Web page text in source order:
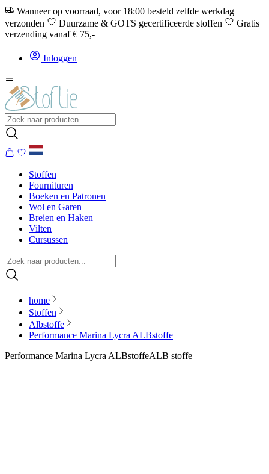
Wanneer op voorraad, voor 18:00 besteld zelfde werkdag
verzonden
Duurzame & GOTS gecertificeerde stoffen
Gratis
verzending vanaf € 75,-
Inloggen
Stoffen
Fournituren
Boeken en Patronen
Wol en Garen
Breien en Haken
Vilten
Cursussen
home
Stoffen
Albstoffe
Performance Marina Lycra ALBstoffe
Performance Marina Lycra ALBstoffeALB stoffe